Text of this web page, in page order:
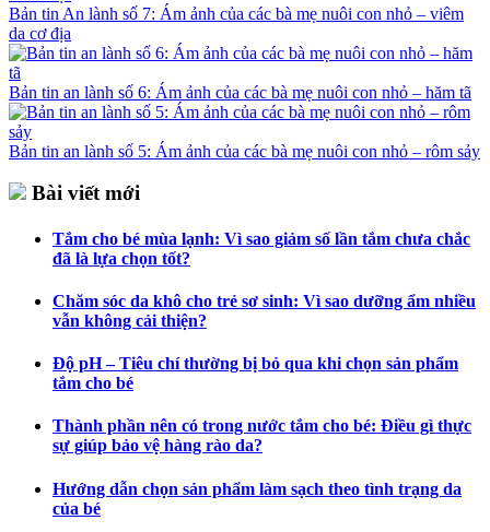
Bản tin An lành số 7: Ám ảnh của các bà mẹ nuôi con nhỏ – viêm
da cơ địa
Bản tin an lành số 6: Ám ảnh của các bà mẹ nuôi con nhỏ – hăm tã
Bản tin an lành số 5: Ám ảnh của các bà mẹ nuôi con nhỏ – rôm sảy
Bài viết mới
Tắm cho bé mùa lạnh: Vì sao giảm số lần tắm chưa chắc
đã là lựa chọn tốt?
Chăm sóc da khô cho trẻ sơ sinh: Vì sao dưỡng ẩm nhiều
vẫn không cải thiện?
Độ pH – Tiêu chí thường bị bỏ qua khi chọn sản phẩm
tắm cho bé
Thành phần nên có trong nước tắm cho bé: Điều gì thực
sự giúp bảo vệ hàng rào da?
Hướng dẫn chọn sản phẩm làm sạch theo tình trạng da
của bé